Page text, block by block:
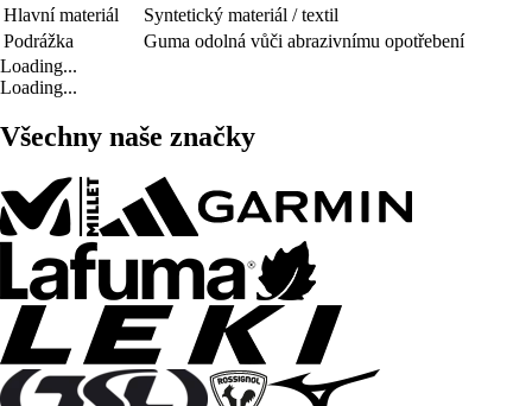
Hlavní materiál
Syntetický materiál / textil
Podrážka
Guma odolná vůči abrazivnímu opotřebení
Loading...
Loading...
Všechny naše značky